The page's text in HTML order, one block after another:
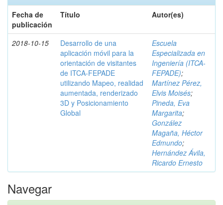
Fecha de
publicación
Título Autor(es)
2018-10-15
Desarrollo de una
aplicación móvil para la
orientación de visitantes
de ITCA-FEPADE
utilizando Mapeo, realidad
aumentada, renderizado
3D y Posicionamiento
Global
Escuela
Especializada en
Ingeniería (ITCA-
FEPADE);
Martínez Pérez,
Elvis Moisés;
Pineda, Eva
Margarita;
González
Magaña, Héctor
Edmundo;
Hernández Ávila,
Ricardo Ernesto
Navegar